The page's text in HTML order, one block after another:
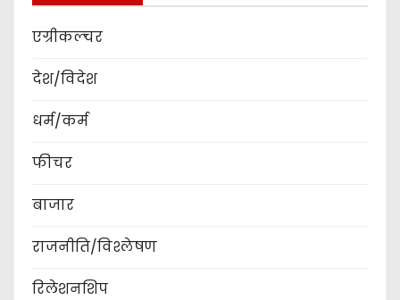
एग्रीकल्चर
देश/विदेश
धर्म/कर्म
फीचर
बाजार
राजनीति/विश्लेषण
रिलेशनशिप